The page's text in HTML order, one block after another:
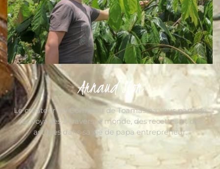
Arnaud Sion
Le créateur du Comptoir de Toamasina vous partage
ses voyages à travers le monde, des recettes et des
astuces dans sa vie de papa entrepreneur.